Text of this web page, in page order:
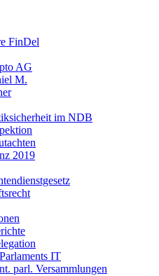
FinDel
AG
M.
­im NDB
2019
IT
parl. Versammlungen